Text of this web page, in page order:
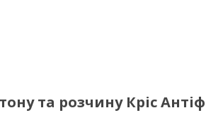
та розчину Кріс